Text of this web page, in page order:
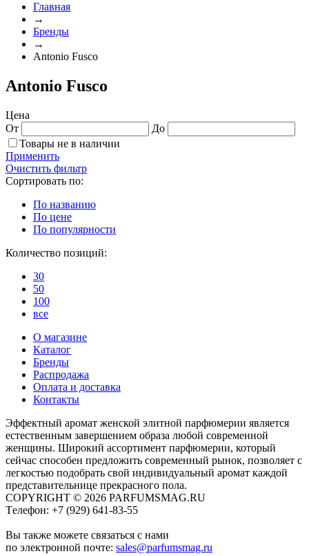
Главная
→
Бренды
→
Antonio Fusco
Antonio Fusco
Цена
От
До
Товары не в наличии
Применить
Очистить фильтр
Сортировать по:
По названию
По цене
По популярности
Количество позиций:
30
50
100
все
О магазине
Каталог
Бренды
Распродажа
Оплата и доставка
Контакты
Эффектный аромат женской элитной парфюмерии является
естественным завершением образа любой современной
женщины. Широкий ассортимент парфюмерии, который
сейчас способен предложить современный рынок, позволяет с
легкостью подобрать свой индивидуальный аромат каждой
представительнице прекрасного пола.
COPYRIGHT © 2026 PARFUMSMAG.RU
Tелефон: +7 (929) 641-83-55
Вы также можете связаться с нами
по электронной почте: sales@parfumsmag.ru